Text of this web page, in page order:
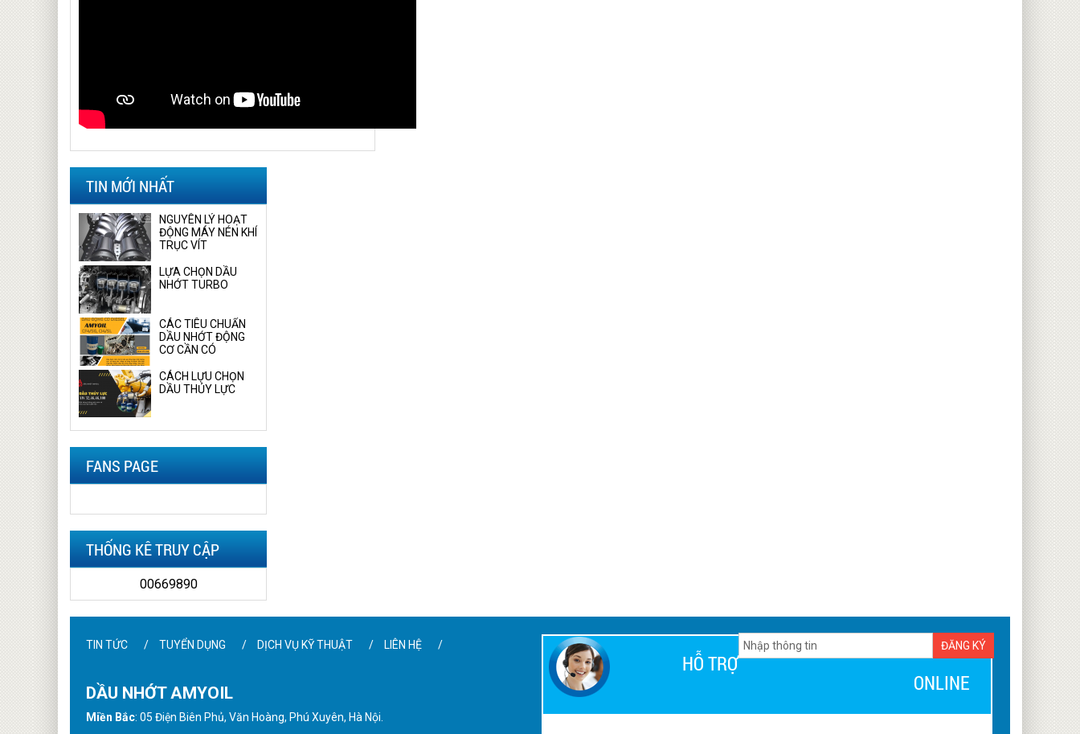
TIN MỚI NHẤT
NGUYÊN LÝ HOẠT
ĐỘNG MÁY NÉN KHÍ
TRỤC VÍT
LỰA CHỌN DẦU
NHỚT TURBO
CÁC TIÊU CHUẨN
DẦU NHỚT ĐỘNG
CƠ CẦN CÓ
CÁCH LỰU CHỌN
DẦU THỦY LỰC
FANS PAGE
THỐNG KÊ TRUY CẬP
00669890
TIN TỨC TUYỂN DỤNG DỊCH VỤ KỸ THUẬT LIÊN HỆ
DẦU NHỚT AMYOIL
Miền Bắc: 05 Điện Biên Phủ, Văn Hoàng, Phú Xuyên, Hà Nội.
ĐĂNG KÝ
HỖ TRỢ
ONLINE